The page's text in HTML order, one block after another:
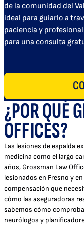
de la comunidad del
ideal para guiarlo a
paciencia y
para una consulta
¿POR QUÉ
OFFICES?
Las lesiones de espalda
medicina como el largo
años, Grossman Law
lesionados en Fresno y
compensación que
cómo las aseguradoras
sabemos cómo
neurólogos y